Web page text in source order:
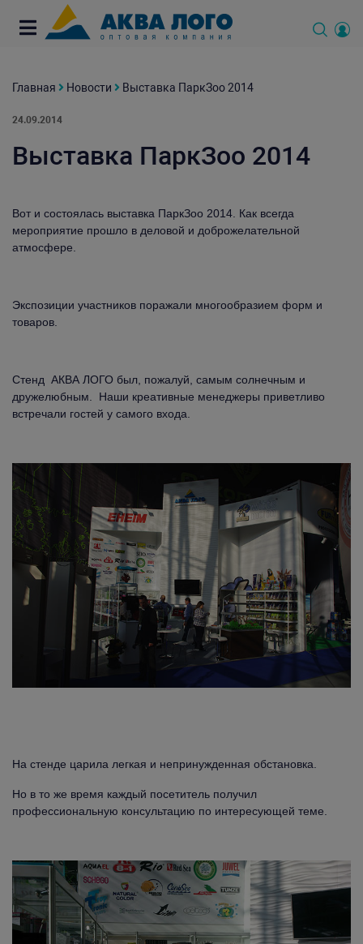
Главная Новости Выставка ПаркЗоо 2014
24.09.2014
Выставка ПаркЗоо 2014
Вот и состоялась выставка ПаркЗоо 2014. Как всегда
мероприятие прошло в деловой и доброжелательной
атмосфере.
Экспозиции участников поражали многообразием форм и
товаров.
Стенд АКВА ЛОГО был, пожалуй, самым солнечным и
дружелюбным. Наши креативные менеджеры приветливо
встречали гостей у самого входа.
На стенде царила легкая и непринужденная обстановка.
Но в то же время каждый посетитель получил
профессиональную консультацию по интересующей теме.